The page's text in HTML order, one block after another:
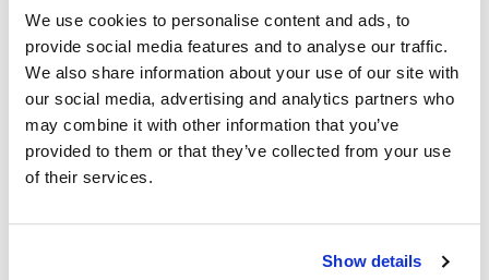
We use cookies to personalise content and ads, to
provide social media features and to analyse our traffic.
We also share information about your use of our site with
our social media, advertising and analytics partners who
may combine it with other information that you’ve
provided to them or that they’ve collected from your use
of their services.
Show details
ARNE HYVÄRINEN